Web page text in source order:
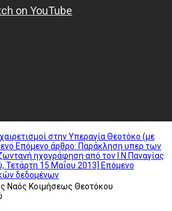
στην Υπεραγία Θεοτόκο (με
Επόμενο άρθρο: Παράκληση υπερ των
ηχογράφηση από τον Ι.Ν.Παναγίας
Τετάρτη 15 Μαΐου 2013] Επόμενο
Ναός Κοιμήσεως Θεοτόκου